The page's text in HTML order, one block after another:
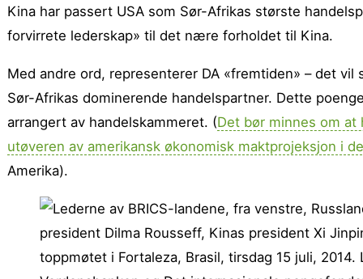
Kina har passert USA som Sør-Afrikas største
forvirrete lederskap» til det nære forholdet til Kina.
Med andre ord, representerer DA «fremtiden» – det
Sør-Afrikas dominerende handelspartner. Dette
arrangert av handelskammeret. (Det bør minnes om
utøveren av amerikansk økonomisk maktprojeksjon i
Amerika).